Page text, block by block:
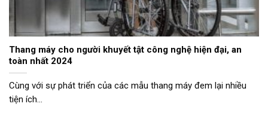
Thang máy cho người khuyết tật công nghệ hiện đại, an
toàn nhất 2024
Cùng với sự phát triển của các mẫu thang máy đem lại nhiều
tiện ích...